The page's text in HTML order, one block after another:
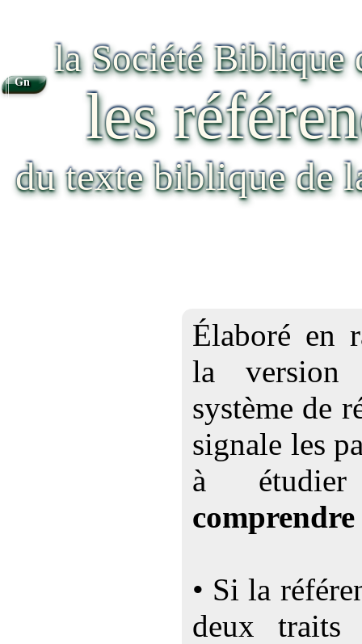
la Société Biblique
les
du texte biblique de
Élaboré en
la version
système de
signale les
à
comprendre
• Si la
deux
Gn